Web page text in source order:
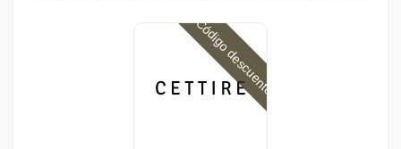
Código descuento